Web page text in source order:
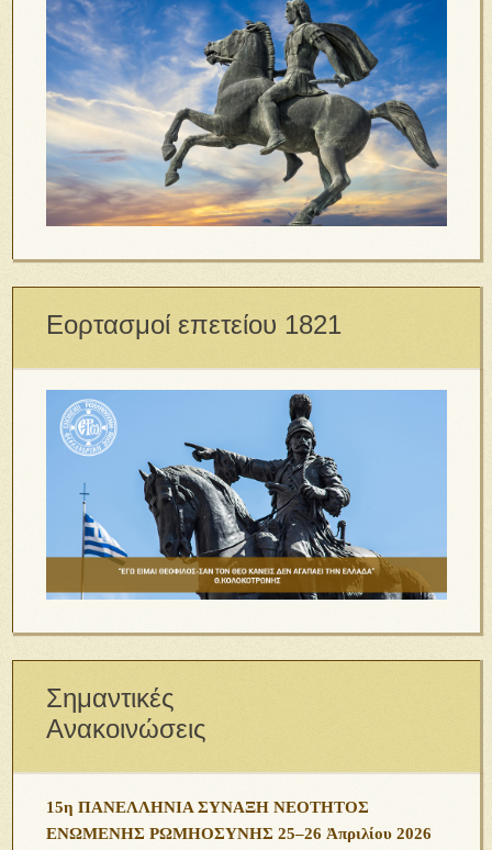
Εορτασμοί επετείου 1821
Σημαντικές
Ανακοινώσεις
15η ΠΑΝΕΛΛΗΝΙΑ ΣΥΝΑΞΗ ΝΕΟΤΗΤΟΣ
ΕΝΩΜΕΝΗΣ ΡΩΜΗΟΣΥΝΗΣ 25–26 Ἀπριλίου 2026